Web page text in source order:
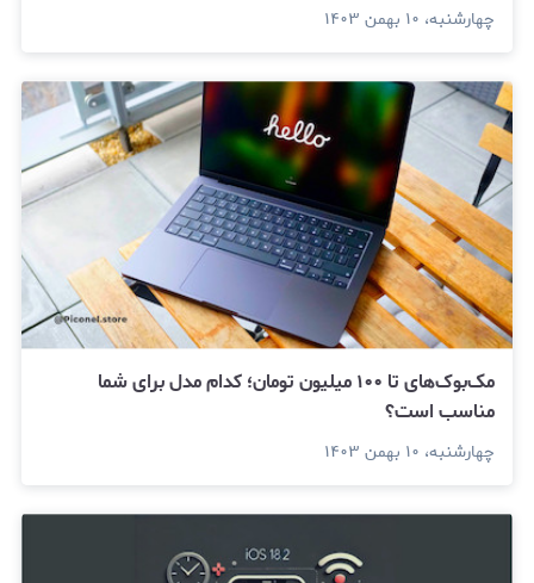
چهارشنبه، ۱۰ بهمن ۱۴۰۳
مک‌بوک‌های تا ۱۰۰ میلیون تومان؛ کدام مدل برای شما
مناسب است؟
چهارشنبه، ۱۰ بهمن ۱۴۰۳